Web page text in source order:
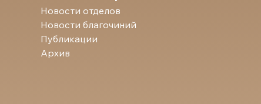
Новости отделов
Новости благочиний
Публикации
Архив